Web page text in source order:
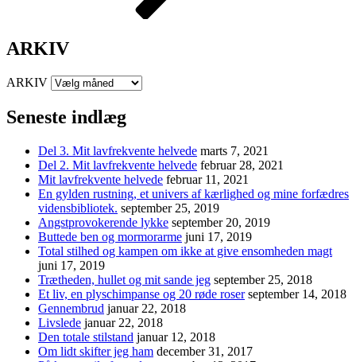
ARKIV
ARKIV
Seneste indlæg
Del 3. Mit lavfrekvente helvede marts 7, 2021
Del 2. Mit lavfrekvente helvede februar 28, 2021
Mit lavfrekvente helvede februar 11, 2021
En gylden rustning, et univers af kærlighed og mine forfædres
vidensbibliotek. september 25, 2019
Angstprovokerende lykke september 20, 2019
Buttede ben og mormorarme juni 17, 2019
Total stilhed og kampen om ikke at give ensomheden magt
juni 17, 2019
Trætheden, hullet og mit sande jeg september 25, 2018
Et liv, en plyschimpanse og 20 røde roser september 14, 2018
Gennembrud januar 22, 2018
Livslede januar 22, 2018
Den totale stilstand januar 12, 2018
Om lidt skifter jeg ham december 31, 2017